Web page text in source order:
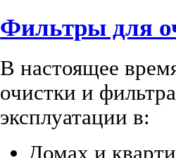
Фильтры для
В настоящее
очистки и
эксплуатации в:
Домах и